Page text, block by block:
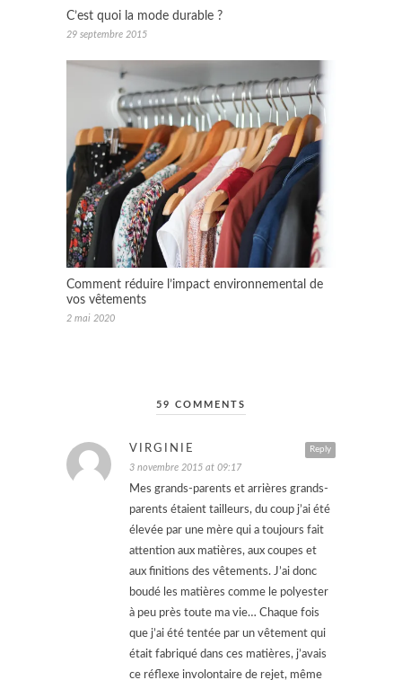
C’est quoi la mode durable ?
29 septembre 2015
Comment réduire l’impact environnemental de
vos vêtements
2 mai 2020
59 COMMENTS
Reply
VIRGINIE
3 novembre 2015 at 09:17
Mes grands-parents et arrières grands-
parents étaient tailleurs, du coup j’ai été
élevée par une mère qui a toujours fait
attention aux matières, aux coupes et
aux finitions des vêtements. J’ai donc
boudé les matières comme le polyester
à peu près toute ma vie… Chaque fois
que j’ai été tentée par un vêtement qui
était fabriqué dans ces matières, j’avais
ce réflexe involontaire de rejet, même